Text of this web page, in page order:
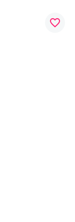
favorite_border